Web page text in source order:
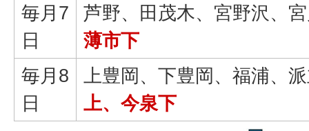
毎月7
日
芦野、田茂木、宮野沢、
薄市下
毎月8
日
上豊岡、下豊岡、福浦、
上、今泉下